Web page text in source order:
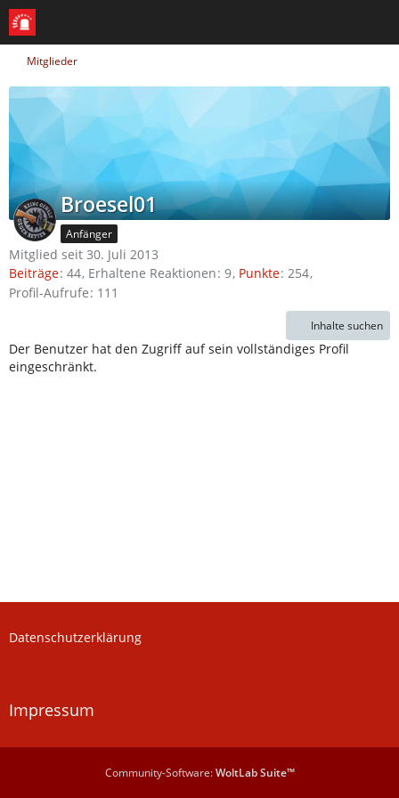
Mitglieder
Broesel01
Anfänger
Mitglied seit 30. Juli 2013
Beiträge 44 Erhaltene Reaktionen 9 Punkte 254
Profil-Aufrufe 111
Inhalte suchen
Der Benutzer hat den Zugriff auf sein vollständiges Profil
eingeschränkt.
Datenschutzerklärung
Impressum
Community-Software:WoltLab Suite™